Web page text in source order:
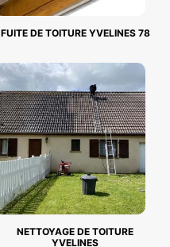
FUITE DE TOITURE YVELINES 78
NETTOYAGE DE TOITURE
YVELINES